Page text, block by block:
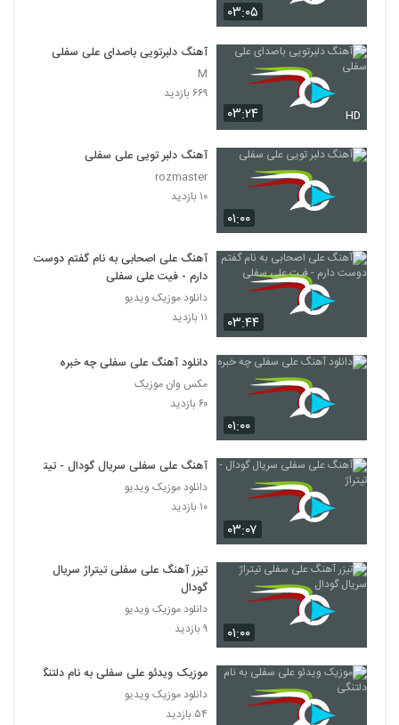
۰۳:۰۵
۰۳:۲۴ HD
آهنگ دلبرتویی باصدای علی سفلی
M
۶۶۹ بازدید
۰۱:۰۰
آهنگ دلبر تویی علی سفلی
rozmaster
۱۰ بازدید
۰۳:۴۴
آهنگ علی اصحابی به نام گفتم دوست
دارم - فیت علی سفلی
دانلود موزیک ویدیو
۱۱ بازدید
۰۱:۰۰
دانلود آهنگ علی سفلی چه خبره
مکس وان موزیک
۶۰ بازدید
۰۳:۰۷
آهنگ علی سفلی سریال گودال - تیتراژ
دانلود موزیک ویدیو
۱۰ بازدید
۰۱:۰۰
تیزر آهنگ علی سفلی تیتراژ سریال
گودال
دانلود موزیک ویدیو
۹ بازدید
موزیک ویدئو علی سفلی به نام دلتنگی
دانلود موزیک ویدیو
۵۴ بازدید